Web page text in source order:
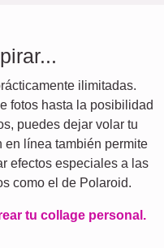
ilimitadas.
fotos hasta la posibilidad
puedes dejar volar tu
línea también permite
efectos especiales a las
como el de Polaroid.
tu collage personal.